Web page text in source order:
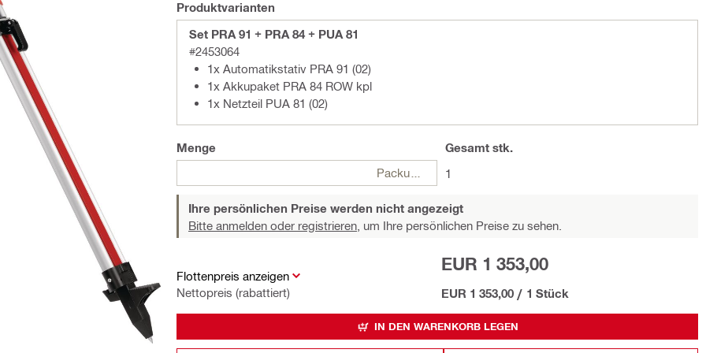
Produktvarianten
Set PRA 91 + PRA 84 + PUA 81
#2453064
1x Automatikstativ PRA 91 (02)
1x Akkupaket PRA 84 ROW kpl
1x Netzteil PUA 81 (02)
Menge
Gesamt stk.
1
Ihre persönlichen Preise werden nicht angezeigt
Bitte anmelden oder registrieren, um Ihre persönlichen Preise zu sehen.
Flottenpreis anzeigen
Nettopreis (rabattiert)
EUR 1 353,00
EUR 1 353,00 / 1 Stück
IN DEN WARENKORB LEGEN